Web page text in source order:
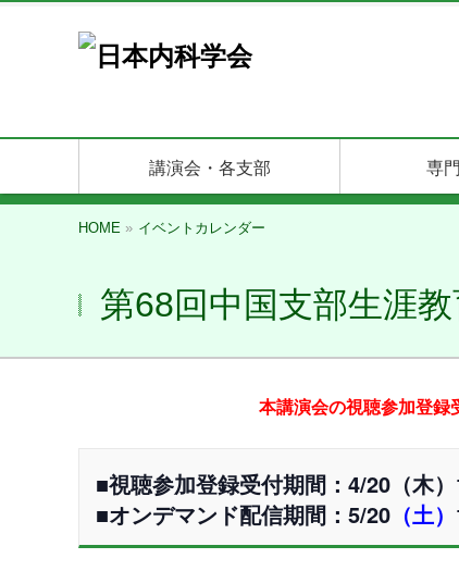
講演会・各支部 専
HOME » イベントカレンダー
第68回中国支部生涯
本講演会の視聴参加登録
■視聴参加登録受付期間：4/20（木
■オンデマンド配信期間：5/20 （土）